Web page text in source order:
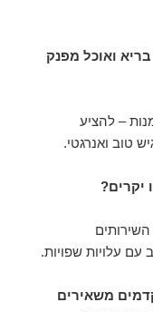
ואוכל מפנק
– להציע
טוב ואנרגטי.
יקרים?
עלויות שפויות.
משאירים